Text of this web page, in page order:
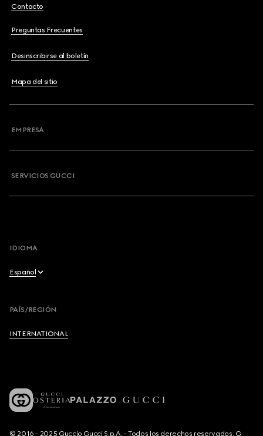
Contacto
Preguntas Frecuentes
Desinscribirse al boletín
Mapa del sitio
EMPRESA
SERVICIOS GUCCI
IDIOMA
Español
Français
PAÍS/REGIÓN
INTERNATIONAL
© 2016 - 2025 Guccio Gucci S.p.A. - Todos los derechos reservados. G